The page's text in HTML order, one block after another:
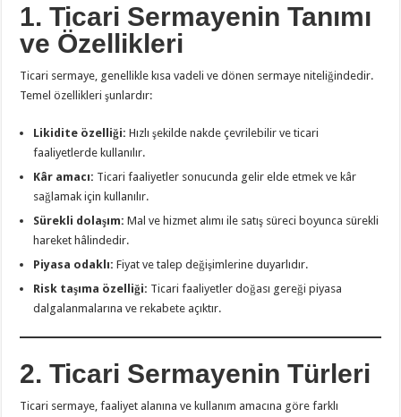
1. Ticari Sermayenin Tanımı
ve Özellikleri
Ticari sermaye, genellikle kısa vadeli ve dönen sermaye niteliğindedir.
Temel özellikleri şunlardır:
Likidite özelliği: Hızlı şekilde nakde çevrilebilir ve ticari
faaliyetlerde kullanılır.
Kâr amacı: Ticari faaliyetler sonucunda gelir elde etmek ve kâr
sağlamak için kullanılır.
Sürekli dolaşım: Mal ve hizmet alımı ile satış süreci boyunca sürekli
hareket hâlindedir.
Piyasa odaklı: Fiyat ve talep değişimlerine duyarlıdır.
Risk taşıma özelliği: Ticari faaliyetler doğası gereği piyasa
dalgalanmalarına ve rekabete açıktır.
2. Ticari Sermayenin Türleri
Ticari sermaye, faaliyet alanına ve kullanım amacına göre farklı